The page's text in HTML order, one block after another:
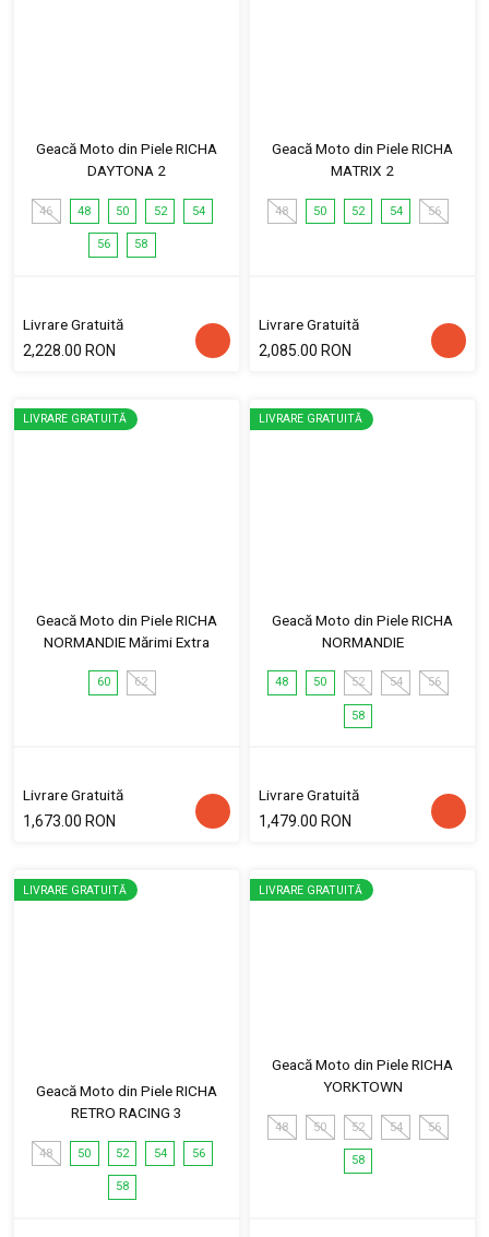
Geacă Moto din Piele RICHA
DAYTONA 2
46 48 50 52 54
56 58
Livrare Gratuită
2,228.00 RON
Geacă Moto din Piele RICHA
MATRIX 2
48 50 52 54 56
Livrare Gratuită
2,085.00 RON
LIVRARE GRATUITĂ
Geacă Moto din Piele RICHA
NORMANDIE Mărimi Extra
60 62
Livrare Gratuită
1,673.00 RON
LIVRARE GRATUITĂ
Geacă Moto din Piele RICHA
NORMANDIE
48 50 52 54 56
58
Livrare Gratuită
1,479.00 RON
LIVRARE GRATUITĂ
Geacă Moto din Piele RICHA
RETRO RACING 3
48 50 52 54 56
58
LIVRARE GRATUITĂ
Geacă Moto din Piele RICHA
YORKTOWN
48 50 52 54 56
58